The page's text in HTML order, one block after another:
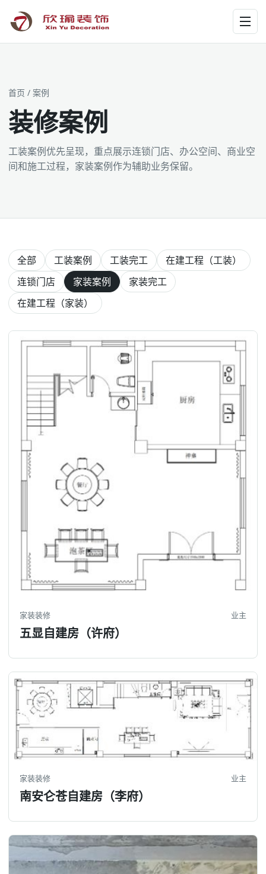
工装为主 · 家装为辅 · 设计施工
首页 / 案例
装修案例
工装案例优先呈现，重点展示连锁门店、办公空间、商业空
间和施工过程，家装案例作为辅助业务保留。
全部 工装案例 工装完工
在建工程（工装）
连锁门店
家装案例
家装完工
在建工程（家装）
家装装修 业主
五显自建房（许府）
家装装修 业主
南安仑苍自建房（李府）